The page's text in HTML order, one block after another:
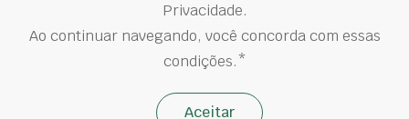
Grupo Natureza. Todos os direitos reservados.
Privacidade.
Ao continuar navegando, você concorda com essas
condições.*
Aceitar